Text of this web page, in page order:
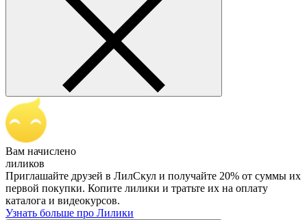
Вам начислено
лиликов
Приглашайте друзей в ЛилСкул и получайте 20% от суммы их
первой покупки. Копите лилики и тратьте их на оплату
каталога и видеокурсов.
Узнать больше про Лилики